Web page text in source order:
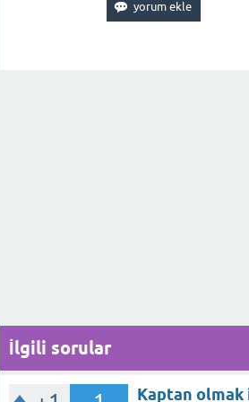
İlgili sorular
Kaptan